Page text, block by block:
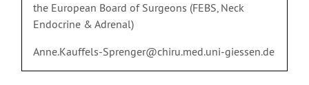
the European Board of Surgeons (FEBS, Neck
Endocrine & Adrenal)
Anne.Kauffels-Sprenger@chiru.med.uni-giessen.de